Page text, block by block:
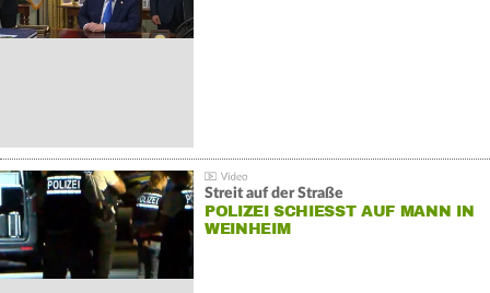
Streit auf der Straße
POLIZEI SCHIESST AUF MANN IN W
EINHEIM